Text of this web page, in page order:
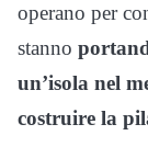
operano per
stanno
un’isola nel
costruire la